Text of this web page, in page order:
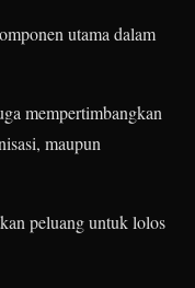
utama dalam
mempertimbangkan
maupun
peluang untuk lolos